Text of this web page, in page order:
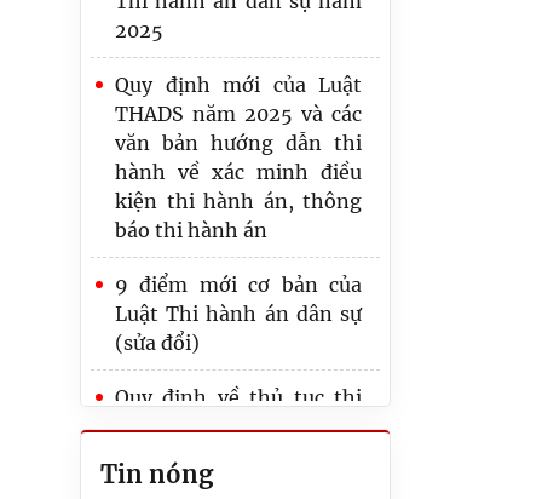
2025
Quy định mới của Luật
THADS năm 2025 và các
văn bản hướng dẫn thi
hành về xác minh điều
kiện thi hành án, thông
báo thi hành án
9 điểm mới cơ bản của
Luật Thi hành án dân sự
(sửa đổi)
Quy định về thủ tục thi
hành quyết định tuyên
bố doanh nghiệp, hợp tác
xã phá sản
Tin nóng
Thi hành án dân sự tỉnh
Tuyên Quang phối hợp
với Ngân hàng TMCP
Ngoại thương Việt Nam
– Chi nhánh Tuyên
Quang tổ chức thăm hỏi,
đình thương binh liệt sỹ